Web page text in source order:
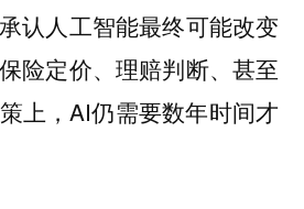
认人工智能最终可能改变
险定价、理赔判断、甚至
上，AI仍需要数年时间才